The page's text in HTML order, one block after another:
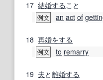
17 結婚すること
例文 an act of
18 再婚をする
例文 to remarry
19 夫と離婚する